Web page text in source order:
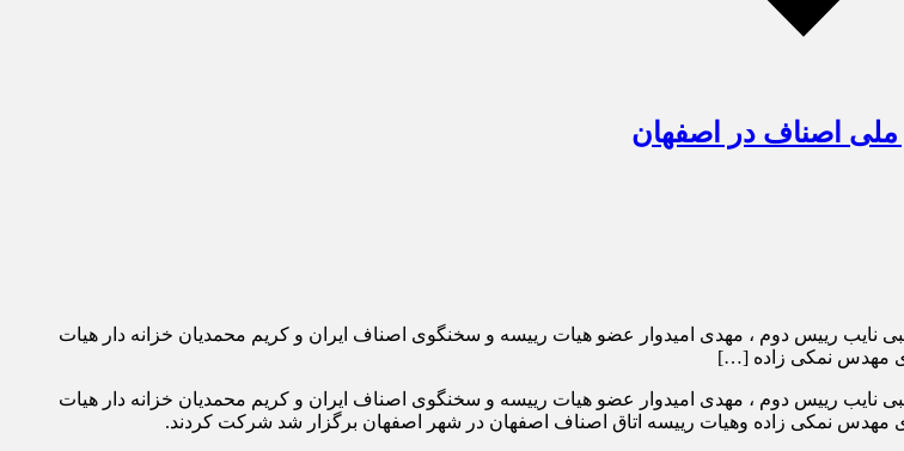
اصناف در اصفهان
نایب رییس دوم ، مهدی امیدوار عضو هیات رییسه و سخنگوی اصناف ایران و کریم محمدیان خزانه دار هیات
مهدس نمکی زاده […]
نایب رییس دوم ، مهدی امیدوار عضو هیات رییسه و سخنگوی اصناف ایران و کریم محمدیان خزانه دار هیات
نمکی زاده وهیات رییسه اتاق اصناف اصفهان در شهر اصفهان برگزار شد شرکت کردند.